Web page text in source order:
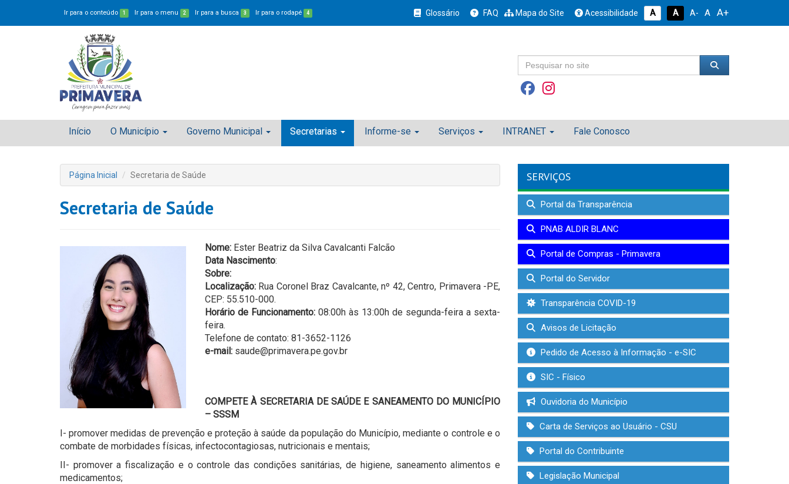
Ir para o conteúdo 1 Ir para o menu 2 Ir para a busca 3 Ir para o rodapé 4 Glossário FAQ Mapa do Site Acessibilidade A A A- A A+
Início O Município Governo Municipal Secretarias Informe-se Serviços INTRANET Fale Conosco
Página Inicial Secretaria de Saúde
Secretaria de Saúde
Nome: Ester Beatriz da Silva Cavalcanti Falcão
Data Nascimento:
Sobre:
Localização: Rua Coronel Braz Cavalcante, nº 42, Centro, Primavera -PE,
CEP: 55.510-000.
Horário de Funcionamento: 08:00h às 13:00h de segunda-feira a sexta-
feira.
Telefone de contato: 81-3652-1126
e-mail: saude@primavera.pe.gov.br
COMPETE À SECRETARIA DE SAÚDE E SANEAMENTO DO MUNICÍPIO
– SSSM
I- promover medidas de prevenção e proteção à saúde da população do Município, mediante o controle e o
combate de morbidades físicas, infectocontagiosas, nutricionais e mentais;
II- promover a fiscalização e o controle das condições sanitárias, de higiene, saneamento alimentos e
medicamentos;
SERVIÇOS
Portal da Transparência
PNAB ALDIR BLANC
Portal de Compras - Primavera
Portal do Servidor
Transparência COVID-19
Avisos de Licitação
Pedido de Acesso à Informação - e-SIC
SIC - Físico
Ouvidoria do Município
Carta de Serviços ao Usuário - CSU
Portal do Contribuinte
Legislação Municipal